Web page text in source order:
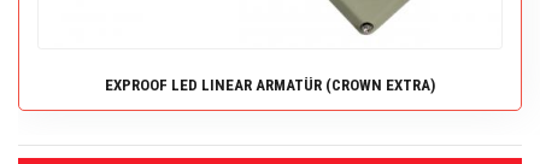
EXPROOF LED LINEAR ARMATÜR (CROWN EXTRA)